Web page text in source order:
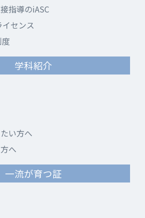
指導のiASC
センス
学科紹介
い方へ
へ
一流が育つ証